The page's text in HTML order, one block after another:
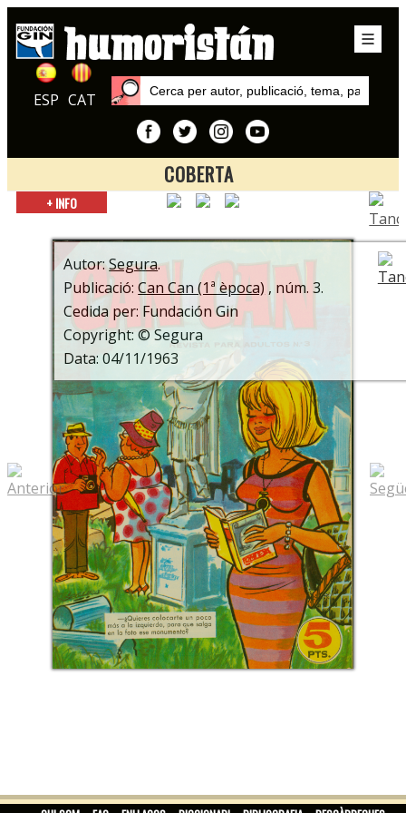
ESP CAT
COBERTA
Inici
Segura
+ INFO
Autor:Segura.
Publicació:Can Can (1ª època) , núm. 3.
Cedida per: Fundación Gin
Copyright: © Segura
Data: 04/11/1963